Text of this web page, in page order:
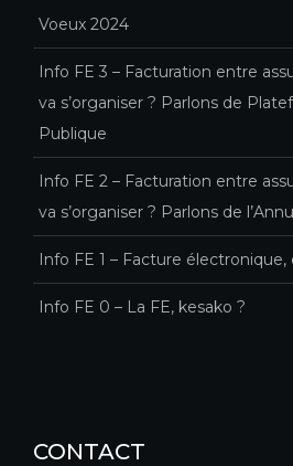
Voeux 2024
Info FE 3 – Facturation entre
va s’organiser ? Parlons de
Publique
Info FE 2 – Facturation entre
va s’organiser ? Parlons de
Info FE 1 – Facture
Info FE 0 – La FE, kesako ?
CONTACT